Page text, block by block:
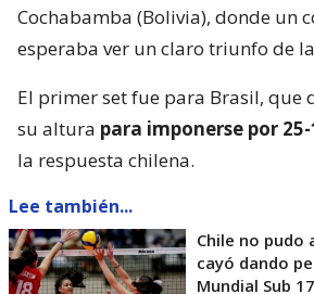
Cochabamba (Bolivia), donde un
esperaba ver un claro triunfo de
El primer set fue para Brasil, que
su altura para imponerse por
la respuesta chilena.
Lee también...
Chile no
cayó dando
Mundial Sub